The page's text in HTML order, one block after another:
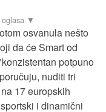
osvanula nešto
da će Smart od
potpuno
nuditi tri
17 europskih
i dinamični